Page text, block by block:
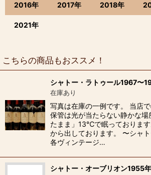
2016年 2017年 2018年
2021年
こちらの商品もおススメ！
シャトー・ラトゥール1967〜
在庫あり
写真は在庫の一例です。 当店
保管は光が当たらない静かな場
たまま」13℃で眠っておりま
から出しております。 〜シャ
各ヴィンテージ…
シャトー・オーブリオン1955